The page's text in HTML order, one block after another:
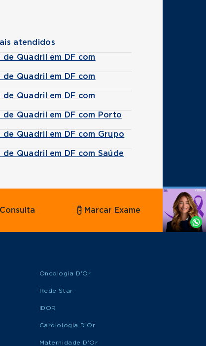
atendidos
Quadril em DF com
Quadril em DF com
Quadril em DF com
Quadril em DF com Porto
Quadril em DF com Grupo
Quadril em DF com Saúde
Agende
Whatsapp
Marcar Exame
Oncologia D'Or
Rede Star
IDOR
Cardiologia D’Or
Maternidade D'Or